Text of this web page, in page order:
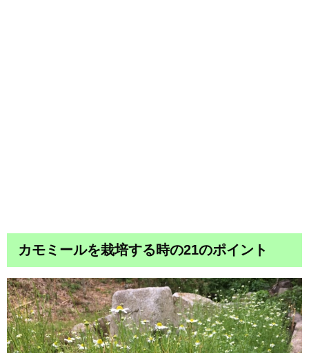
カモミールを栽培する時の21のポイント